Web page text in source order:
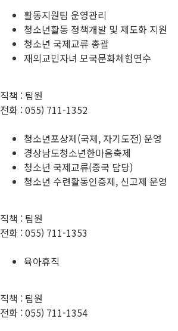
활동지원팀 운영관리
청소년활동 정책개발 및 제도화 지원
청소년 국제교류 총괄
재외교민자녀 모국문화체험연수
직책 : 팀원
전화 :055) 711-1352
청소년포상제(국제, 자기도전) 운영
경상남도청소년한마음축제
청소년 국제교류(중국 담당)
청소년 수련활동인증제, 신고제 운영
직책 : 팀원
전화 :055) 711-1353
육아휴직
직책 : 팀원
전화 :055) 711-1354